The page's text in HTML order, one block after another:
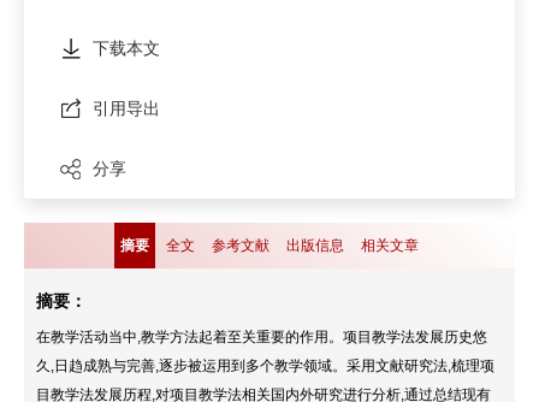
下载本文
引用导出
分享
摘要 全文 参考文献 出版信息 相关文章
摘要：
在教学活动当中,教学方法起着至关重要的作用。项目教学法发展历史悠
久,日趋成熟与完善,逐步被运用到多个教学领域。采用文献研究法,梳理项
目教学法发展历程,对项目教学法相关国内外研究进行分析,通过总结现有